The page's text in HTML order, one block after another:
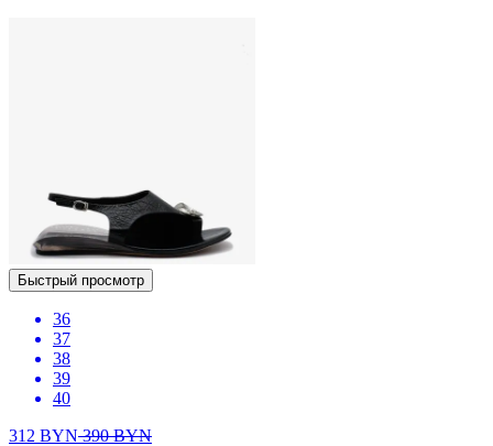
Быстрый просмотр
36
37
38
39
40
312 BYN390BYN